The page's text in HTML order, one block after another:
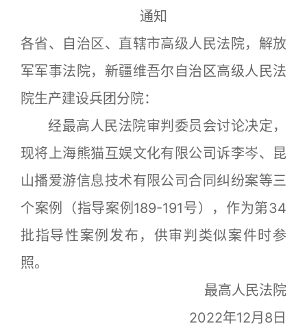
通知
各省、自治区、直辖市高级人民法院，解放
军军事法院，新疆维吾尔自治区高级人民法
院生产建设兵团分院：
经最高人民法院审判委员会讨论决定，
现将上海熊猫互娱文化有限公司诉李岑、昆
山播爱游信息技术有限公司合同纠纷案等三
个案例（指导案例189-191号），作为第34
批指导性案例发布，供审判类似案件时参
照。
最高人民法院
2022年12月8日